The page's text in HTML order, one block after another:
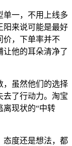
单一，不用上线多
阳来说可能是最好
价，下单率并不
让他的耳朵清净了
，虽然他们的选择
去了行动力。淘宝
离现状的“中转
态度还是想法，都